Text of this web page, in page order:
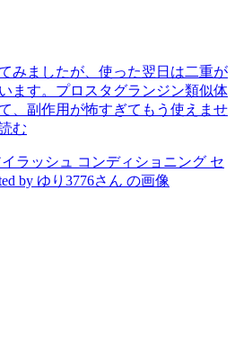
みましたが、使った翌日は二重が
ます。プロスタグランジン類似体
、副作用が怖すぎてもう使えませ
む